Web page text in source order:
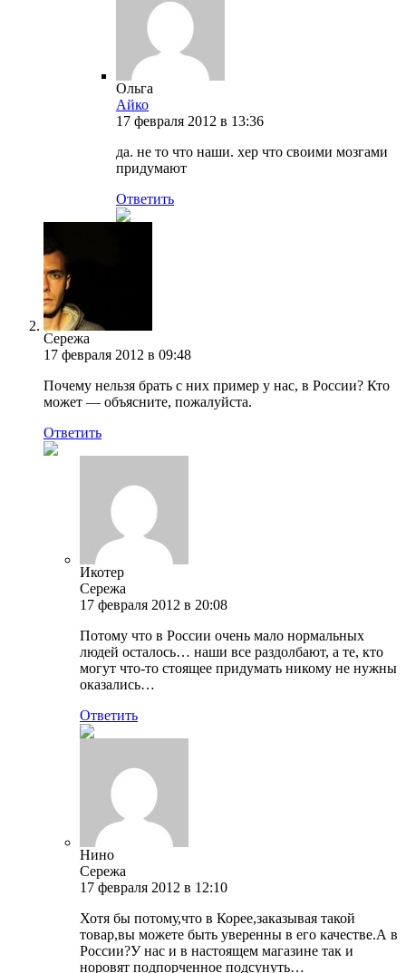
Ольга
Айко
17 февраля 2012 в 13:36
да. не то что наши. хер что своими мозгами
придумают
Ответить
Сережа
17 февраля 2012 в 09:48
Почему нельзя брать с них пример у нас, в России? Кто
может — объясните, пожалуйста.
Ответить
Икотер
Сережа
17 февраля 2012 в 20:08
Потому что в России очень мало нормальных
людей осталось… наши все раздолбают, а те, кто
могут что-то стоящее придумать никому не нужны
оказались…
Ответить
Нино
Сережа
17 февраля 2012 в 12:10
Хотя бы потому,что в Корее,заказывая такой
товар,вы можете быть уверенны в его качестве.А в
России?У нас и в настоящем магазине так и
норовят подпорченное подсунуть…